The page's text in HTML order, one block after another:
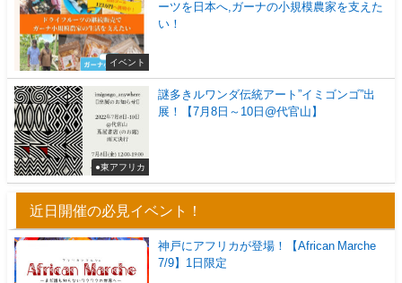
イベント
ーツを日本へ,ガーナの小規模農家を支えた
い！
●東アフリカ
謎多きルワンダ伝統アート”イミゴンゴ”出
展！【7月8日～10日@代官山】
近日開催の必見イベント！
神戸にアフリカが登場！【African Marche
7/9】1日限定